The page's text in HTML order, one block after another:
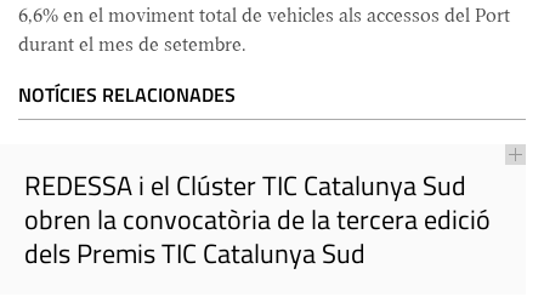
6,6% en el moviment total de vehicles als accessos del Port
durant el mes de setembre.
NOTÍCIES RELACIONADES
REDESSA i el Clúster TIC Catalunya Sud
obren la convocatòria de la tercera edició
dels Premis TIC Catalunya Sud